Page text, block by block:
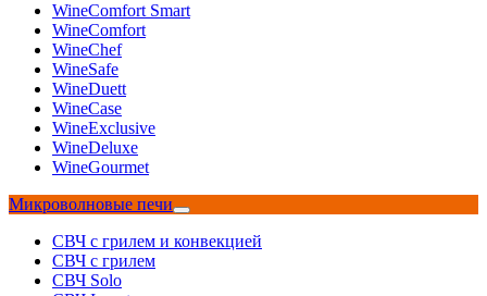
WineComfort Smart
WineComfort
WineChef
WineSafe
WineDuett
WineCase
WineExclusive
WineDeluxe
WineGourmet
Микроволновые печи
СВЧ с грилем и конвекцией
СВЧ с грилем
СВЧ Solo